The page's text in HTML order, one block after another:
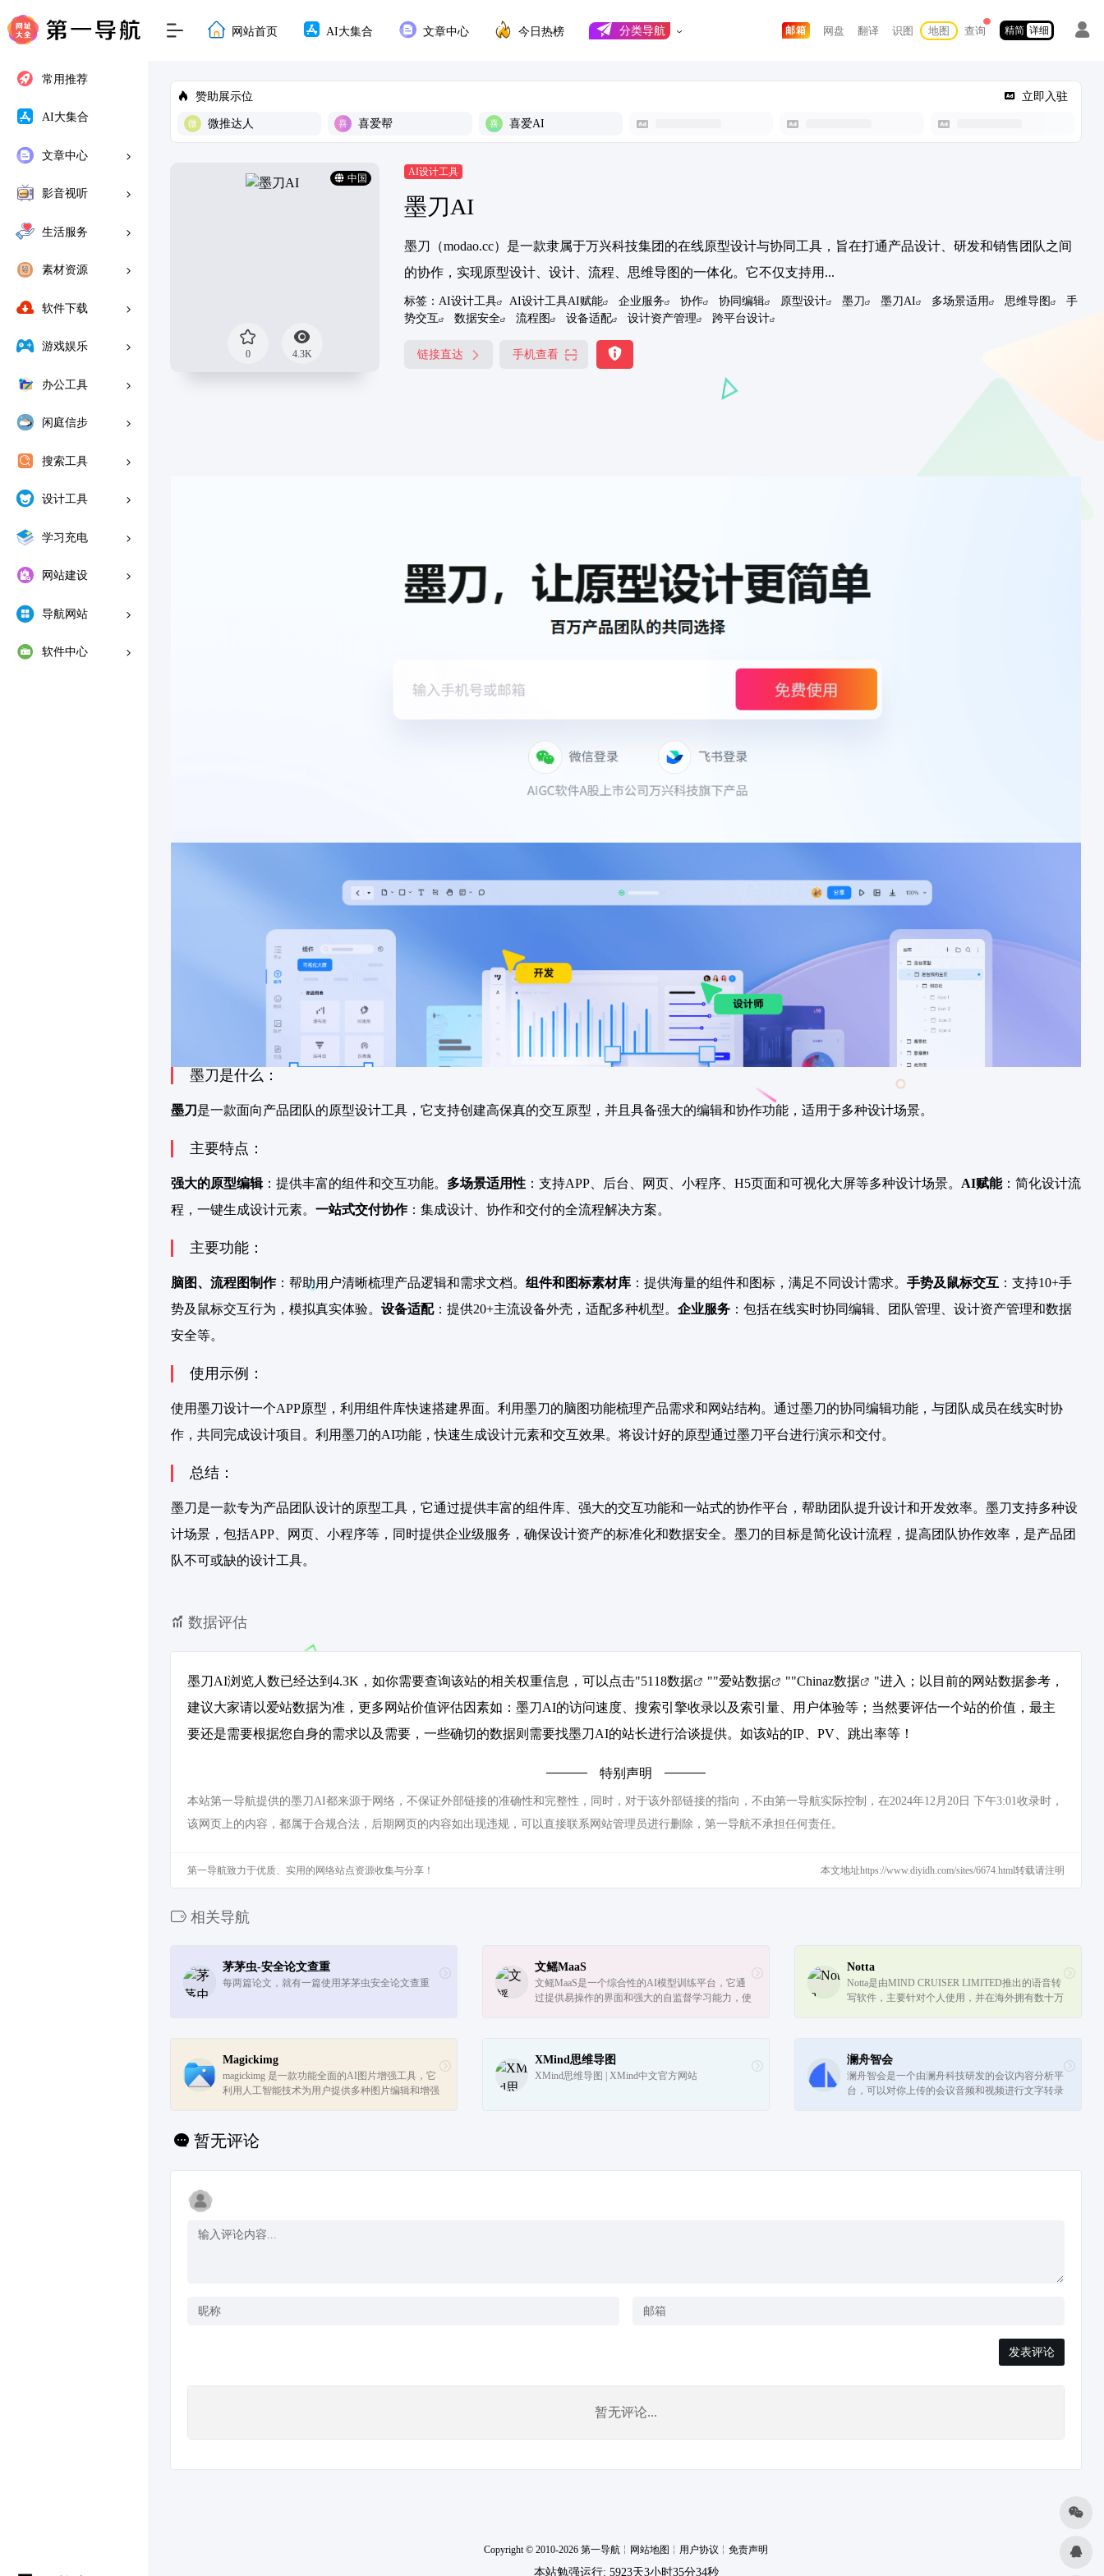
常用推荐
AI大集合
文章中心
影音视听
生活服务
素材资源
软件下载
游戏娱乐
办公工具
闲庭信步
搜索工具
设计工具
学习充电
网站建设
导航网站
软件中心
网站首页 AI大集合 文章中心 今日热榜 分类导航 邮箱 网盘 翻译 识图 地图 查询 精简 详细
赞助展示位 立即入驻
微推达人 喜爱帮 喜爱AI
中国
0 4.3K
AI设计工具
墨刀AI
墨刀（modao.cc）是一款隶属于万兴科技集团的在线原型设计与协同工具，旨在打通产品设计、研发和销售团队之间
的协作，实现原型设计、设计、流程、思维导图的一体化。它不仅支持用...
标签： AI设计工具 AI设计工具AI赋能 企业服务 协作 协同编辑 原型设计 墨刀 墨刀AI 多场景适用 思维导图
手
势交互
数据安全 流程图 设备适配 设计资产管理 跨平台设计
链接直达 手机查看
墨刀是什么：
墨刀 是一款面向产品团队的原型设计工具，它支持创建高保真的交互原型，并且具备强大的编辑和协作功能，适用于多种设计场景。
主要特点：
强大的原型编辑：提供丰富的组件和交互功能。 多场景适用性 ：支持APP、后台、网页、小程序、H5页面和可视化大屏等多种设计场景。 AI赋能：简化设计流
程，一键生成设计元素。 一站式交付协作：集成设计、协作和交付的全流程解决方案。
主要功能：
脑图、流程图制作：帮助用户清晰梳理产品逻辑和需求文档。 组件和图标素材库 ：提供海量的组件和图标，满足不同设计需求。 手势及鼠标交互 ：支持10+手
势及鼠标交互行为，模拟真实体验。 设备适配：提供20+主流设备外壳，适配多种机型。 企业服务 ：包括在线实时协同编辑、团队管理、设计资产管理和数据
安全等。
使用示例：
使用墨刀设计一个APP原型，利用组件库快速搭建界面。利用墨刀的脑图功能梳理产品需求和网站结构。通过墨刀的协同编辑功能，与团队成员在线实时协
作，共同完成设计项目。利用墨刀的AI功能，快速生成设计元素和交互效果。将设计好的原型通过墨刀平台进行演示和交付。
总结：
墨刀是一款专为产品团队设计的原型工具，它通过提供丰富的组件库、强大的交互功能和一站式的协作平台，帮助团队提升设计和开发效率。墨刀支持多种设
计场景，包括APP、网页、小程序等，同时提供企业级服务，确保设计资产的标准化和数据安全。墨刀的目标是简化设计流程，提高团队协作效率，是产品团
队不可或缺的设计工具。
数据评估
墨刀AI浏览人数已经达到4.3K，如你需要查询该站的相关权重信息，可以点击"5118数据 ""爱站数据 ""Chinaz数据
"进入；以目前的网站数据参考，
建议大家请以爱站数据为准，更多网站价值评估因素如：墨刀AI的访问速度、搜索引擎收录以及索引量、用户体验等；当然要评估一个站的价值，最主
要还是需要根据您自身的需求以及需要，一些确切的数据则需要找墨刀AI的站长进行洽谈提供。如该站的IP、PV、跳出率等！
特别声明
本站第一导航提供的墨刀AI都来源于网络，不保证外部链接的准确性和完整性，同时，对于该外部链接的指向，不由第一导航实际控制，在2024年12月20日 下午3:01收录时，
该网页上的内容，都属于合规合法，后期网页的内容如出现违规，可以直接联系网站管理员进行删除，第一导航不承担任何责任。
第一导航致力于优质、实用的网络站点资源收集与分享！ 本文地址https://www.diyidh.com/sites/6674.html转载请注明
相关导航
茅茅虫-安全论文查重
每两篇论文，就有一篇使用茅茅虫安全论文查重
文鳐MaaS
文鳐MaaS是一个综合性的AI模型训练平台，它通
过提供易操作的界面和强大的自监督学习能力，使
Notta
Notta是由MIND CRUISER LIMITED推出的语音转
写软件，主要针对个人使用，并在海外拥有数十万
Magickimg
magickimg 是一款功能全面的AI图片增强工具，它
利用人工智能技术为用户提供多种图片编辑和增强
XMind思维导图
XMind思维导图 | XMind中文官方网站
澜舟智会
澜舟智会是一个由澜舟科技研发的会议内容分析平
台，可以对你上传的会议音频和视频进行文字转录
暂无评论
发表评论
暂无评论...
Copyright © 2010-2026 第一导航 ╎ 网站地图 ╎ 用户协议 ╎ 免责声明
本站勉强运行: 5923天3小时35分35秒